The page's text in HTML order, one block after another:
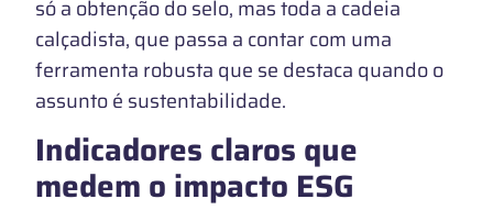
só a obtenção do selo, mas toda a cadeia
calçadista, que passa a contar com uma
ferramenta robusta que se destaca quando o
assunto é sustentabilidade.
Indicadores claros que
medem o impacto ESG